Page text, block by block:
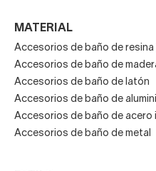
MATERIAL
Accesorios de baño de resina
Accesorios de baño de
Accesorios de baño de latón
Accesorios de baño de
Accesorios de baño de acero
Accesorios de baño de metal